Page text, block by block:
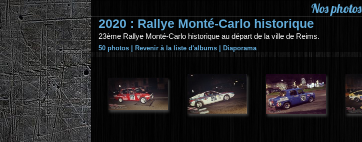
Nos photos
2020 : Rallye Monté-Carlo historique
23ème Rallye Monté-Carlo historique au départ de la ville de Reims.
50 photos Revenir à la liste d'albums Diaporama